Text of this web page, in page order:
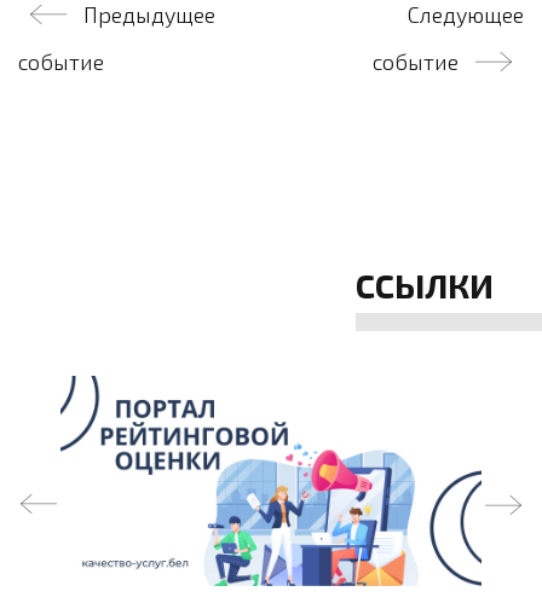
Навигация
по
Предыдущее
событие
Следующее
событие
ССЫЛКИ
prev next